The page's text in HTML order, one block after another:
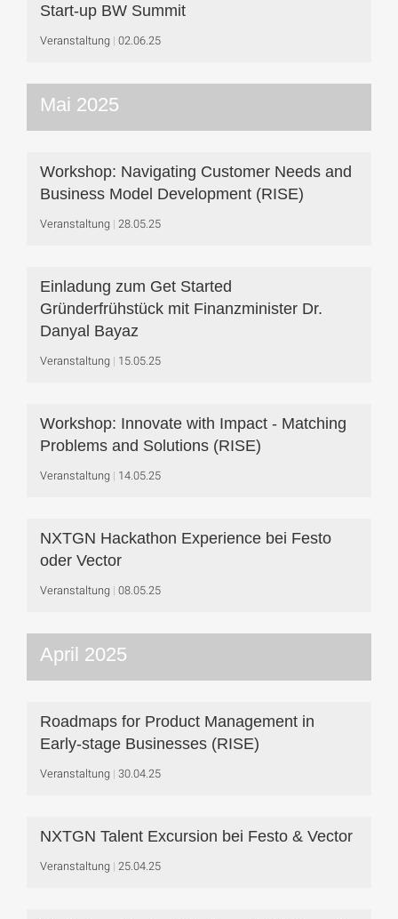
Start-up BW Summit
Veranstaltung 02.06.25
Mai 2025
Workshop: Navigating Customer Needs and
Business Model Development (RISE)
Veranstaltung 28.05.25
Einladung zum Get Started
Gründerfrühstück mit Finanzminister Dr.
Danyal Bayaz
Veranstaltung 15.05.25
Workshop: Innovate with Impact - Matching
Problems and Solutions (RISE)
Veranstaltung 14.05.25
NXTGN Hackathon Experience bei Festo
oder Vector
Veranstaltung 08.05.25
April 2025
Roadmaps for Product Management in
Early-stage Businesses (RISE)
Veranstaltung 30.04.25
NXTGN Talent Excursion bei Festo & Vector
Veranstaltung 25.04.25